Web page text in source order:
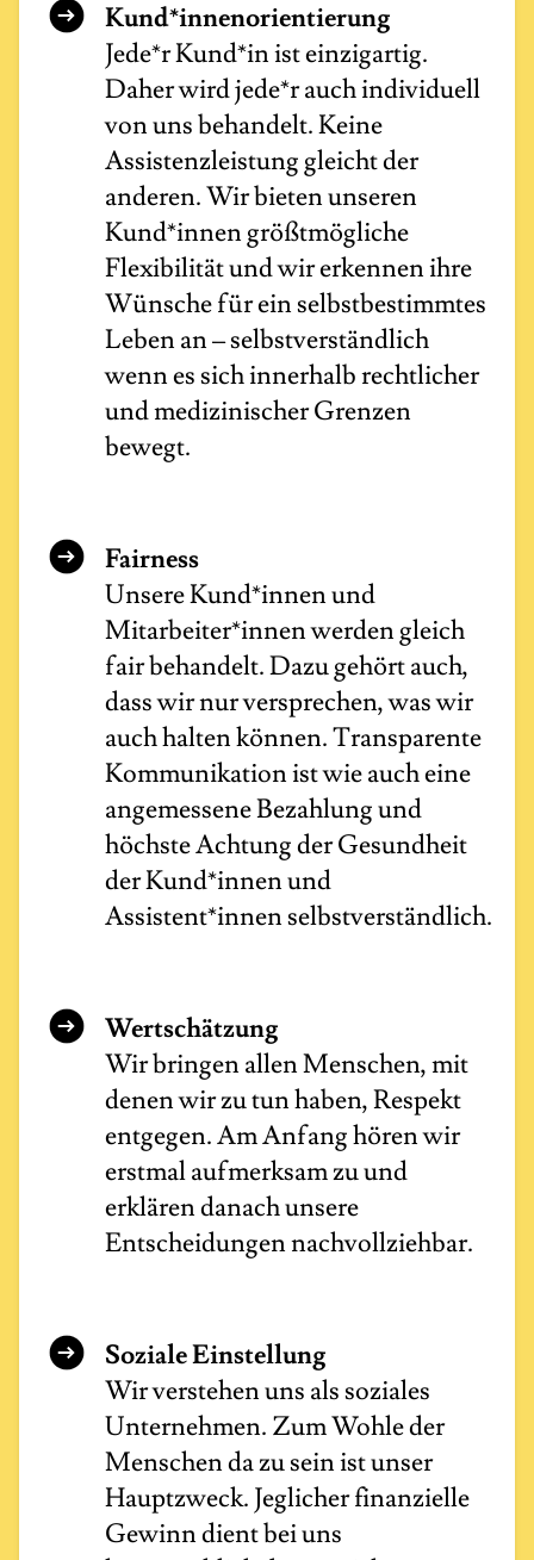
Kund*innenorientierung
Jede*r Kund*in ist einzigartig.
Daher wird jede*r auch individuell
von uns behandelt. Keine
Assistenzleistung gleicht der
anderen. Wir bieten unseren
Kund*innen größtmögliche
Flexibilität und wir erkennen ihre
Wünsche für ein selbstbestimmtes
Leben an – selbstverständlich
wenn es sich innerhalb rechtlicher
und medizinischer Grenzen
bewegt.
Fairness
Unsere Kund*innen und
Mitarbeiter*innen werden gleich
fair behandelt. Dazu gehört auch,
dass wir nur versprechen, was wir
auch halten können. Transparente
Kommunikation ist wie auch eine
angemessene Bezahlung und
höchste Achtung der Gesundheit
der Kund*innen und
Assistent*innen selbstverständlich.
Wertschätzung
Wir bringen allen Menschen, mit
denen wir zu tun haben, Respekt
entgegen. Am Anfang hören wir
erstmal aufmerksam zu und
erklären danach unsere
Entscheidungen nachvollziehbar.
Soziale Einstellung
Wir verstehen uns als soziales
Unternehmen. Zum Wohle der
Menschen da zu sein ist unser
Hauptzweck. Jeglicher finanzielle
Gewinn dient bei uns